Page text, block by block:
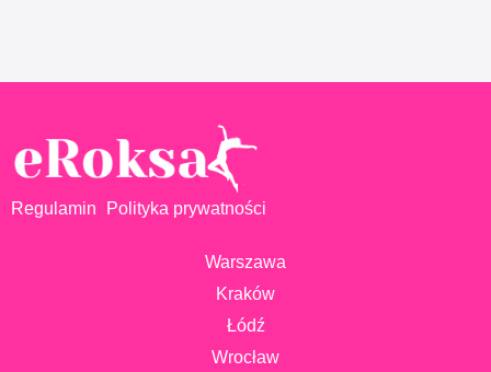
Regulamin Polityka prywatności
Warszawa
Kraków
Łódź
Wrocław